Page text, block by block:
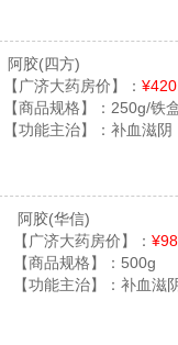
阿胶(四方)
【广济大药房价】：
【商品规格】： 250g/铁
【功能主治】： 补血滋阴
阿胶(华信)
【广济大药房价】：
【商品规格】： 500g
【功能主治】： 补血滋